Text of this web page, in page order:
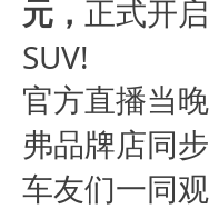
元， 正式开
SUV!
官方直播当晚
弗品牌店同
车友们一同